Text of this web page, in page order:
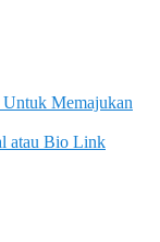
Untuk Memajukan
atau Bio Link